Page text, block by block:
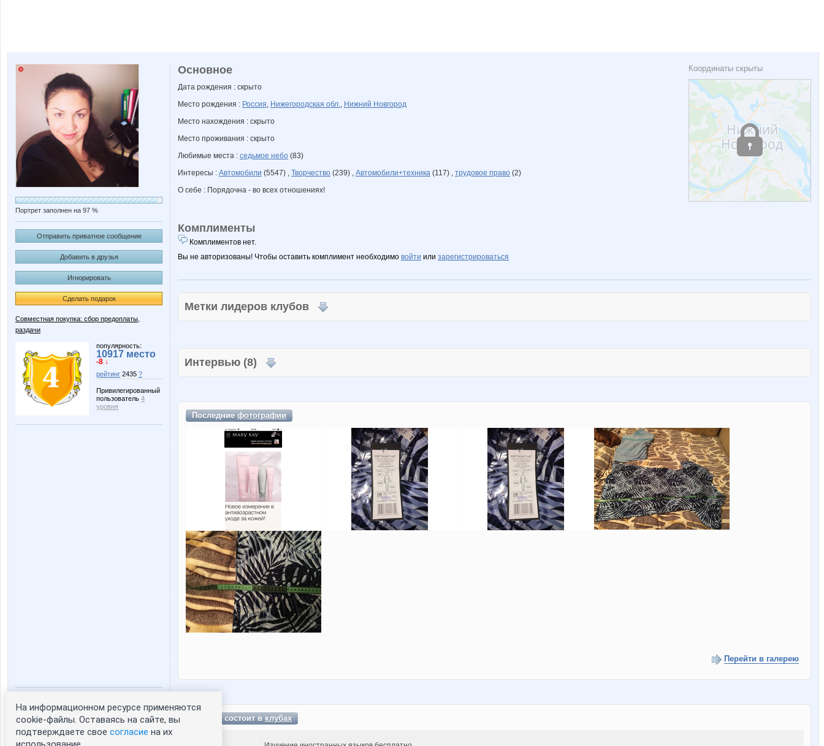
Портрет заполнен на 97 %
Отправить приватное сообщение
Добавить в друзья
Игнорировать
Сделать подарок
Совместная покупка: сбор предоплаты,
раздачи
популярность:
10917 место
-8 ↓
рейтинг 2435 ?
Привилегированный
пользователь 4
уровня
Статистика портрета:
сейчас просматривают портрет - 0
зарегистрированные пользователи
Координаты скрыты
Основное
Дата рождения : скрыто
Место рождения : Россия, Нижегородская обл., Нижний Новгород
Место нахождения : скрыто
Место проживания : скрыто
Любимые места : седьмое небо (83)
Интересы : Автомобили (5547) , Творчество (239) , Автомобили+техника (117) , трудовое право (2)
О себе : Порядочна - во всех отношениях!
Комплименты
Комплиментов нет.
Вы не авторизованы! Чтобы оставить комплимент необходимо войти или зарегистрироваться
Метки лидеров клубов
Интервью (8)
Последниефотографии
Перейти в галерею
Naturlih состоит вклубах
На информационном ресурсе применяются
cookie-файлы. Оставаясь на сайте, вы
подтверждаете свое согласие на их